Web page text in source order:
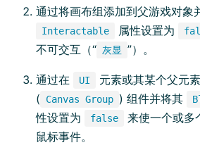
通过将画布组添加到父游戏对象
Interactable 属性设置为
不可交互（“ 灰显 ”）。
通过在 UI
元素或其某个父元
(
Canvas Group ) 组件并将其
性设置为
false 来使一个或多
鼠标事件。